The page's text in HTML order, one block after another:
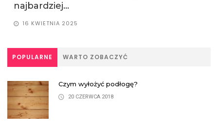
najbardziej...
16 KWIETNIA 2025
POPULARNE WARTO ZOBACZYĆ
Czym wyłożyć podłogę?
20 CZERWCA 2018